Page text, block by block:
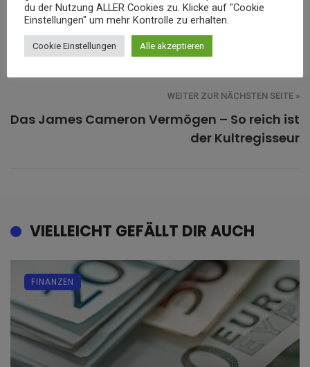
Wie funktioniert ein Kontokorrentkredit bei
der DFKP und wann lohnt er sich?
WEITER ZUR NÄCHSTEN SEITE »
Das James Cameron Vermögen – So reich ist
der Kultregisseur
VIELLEICHT GEFÄLLT DIR AUCH
FINANZEN
du der Nutzung ALLER Cookies zu. Klicke auf "Cookie
Einstellungen" um mehr Kontrolle zu erhalten.
Cookie Einstellungen Alle akzeptieren